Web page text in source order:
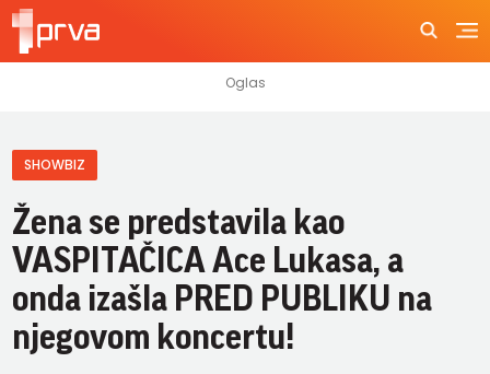
SHOWBIZ
Žena se predstavila kao
VASPITAČICA Ace Lukasa, a
onda izašla PRED PUBLIKU na
njegovom koncertu!